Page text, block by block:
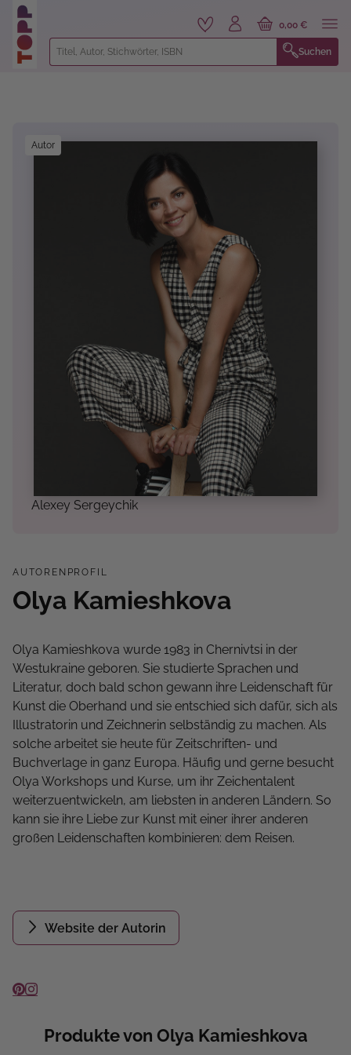
springen
Suchen
0,00 €
Autor
Alexey Sergeychik
AUTORENPROFIL
Olya Kamieshkova
Olya Kamieshkova wurde 1983 in Chernivtsi in der
Westukraine geboren. Sie studierte Sprachen und
Literatur, doch bald schon gewann ihre Leidenschaft für
Kunst die Oberhand und sie entschied sich dafür, sich als
Illustratorin und Zeichnerin selbständig zu machen. Als
solche arbeitet sie heute für Zeitschriften- und
Buchverlage in ganz Europa. Häufig und gerne besucht
Olya Workshops und Kurse, um ihr Zeichentalent
weiterzuentwickeln, am liebsten in anderen Ländern. So
kann sie ihre Liebe zur Kunst mit einer ihrer anderen
großen Leidenschaften kombinieren: dem Reisen.
Website der Autorin
Produkte von Olya Kamieshkova